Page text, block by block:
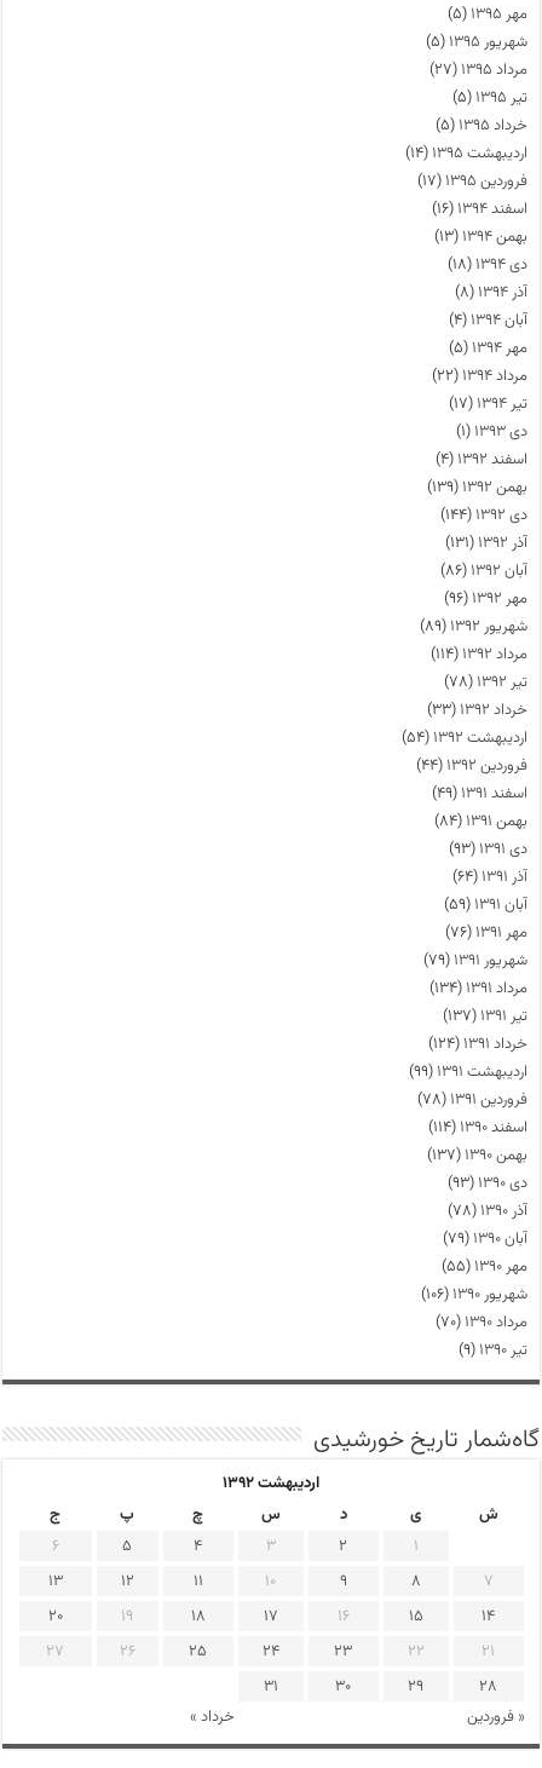
مهر ۱۳۹۵
(۵)
شهریور ۱۳۹۵
(۵)
مرداد ۱۳۹۵
(۲۷)
تیر ۱۳۹۵
(۵)
خرداد ۱۳۹۵
(۵)
اردیبهشت ۱۳۹۵
(۱۴)
فروردین ۱۳۹۵
(۱۷)
اسفند ۱۳۹۴
(۱۶)
بهمن ۱۳۹۴
(۱۳)
دی ۱۳۹۴
(۱۸)
آذر ۱۳۹۴
(۸)
آبان ۱۳۹۴
(۴)
مهر ۱۳۹۴
(۵)
مرداد ۱۳۹۴
(۲۲)
تیر ۱۳۹۴
(۱۷)
دی ۱۳۹۳
(۱)
اسفند ۱۳۹۲
(۴)
بهمن ۱۳۹۲
(۱۳۹)
دی ۱۳۹۲
(۱۴۴)
آذر ۱۳۹۲
(۱۳۱)
آبان ۱۳۹۲
(۸۶)
مهر ۱۳۹۲
(۹۶)
شهریور ۱۳۹۲
(۸۹)
مرداد ۱۳۹۲
(۱۱۴)
تیر ۱۳۹۲
(۷۸)
خرداد ۱۳۹۲
(۳۳)
اردیبهشت ۱۳۹۲
(۵۴)
فروردین ۱۳۹۲
(۴۴)
اسفند ۱۳۹۱
(۴۹)
بهمن ۱۳۹۱
(۸۴)
دی ۱۳۹۱
(۹۳)
آذر ۱۳۹۱
(۶۴)
آبان ۱۳۹۱
(۵۹)
مهر ۱۳۹۱
(۷۶)
شهریور ۱۳۹۱
(۷۹)
مرداد ۱۳۹۱
(۱۳۴)
تیر ۱۳۹۱
(۱۳۷)
خرداد ۱۳۹۱
(۱۲۴)
اردیبهشت ۱۳۹۱
(۹۹)
فروردین ۱۳۹۱
(۷۸)
اسفند ۱۳۹۰
(۱۱۴)
بهمن ۱۳۹۰
(۱۳۷)
دی ۱۳۹۰
(۹۳)
آذر ۱۳۹۰
(۷۸)
آبان ۱۳۹۰
(۷۹)
مهر ۱۳۹۰
(۵۵)
شهریور ۱۳۹۰
(۱۰۶)
مرداد ۱۳۹۰
(۷۰)
تیر ۱۳۹۰
(۹)
گاه‌شمار تاریخ خورشیدی
اردیبهشت ۱۳۹۲
ش
ی د س چ پ ج
« فروردین خرداد »
1
2
3
4
5
6
7
8
9
10
11
12
13
14
15
16
17
18
19
20
21
22
23
24
25
26
27
28
29
30
31